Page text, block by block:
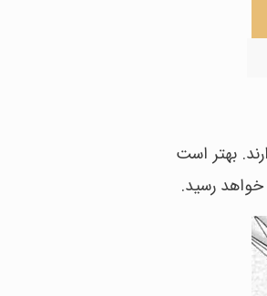
بهتر است
خواهد رسید.